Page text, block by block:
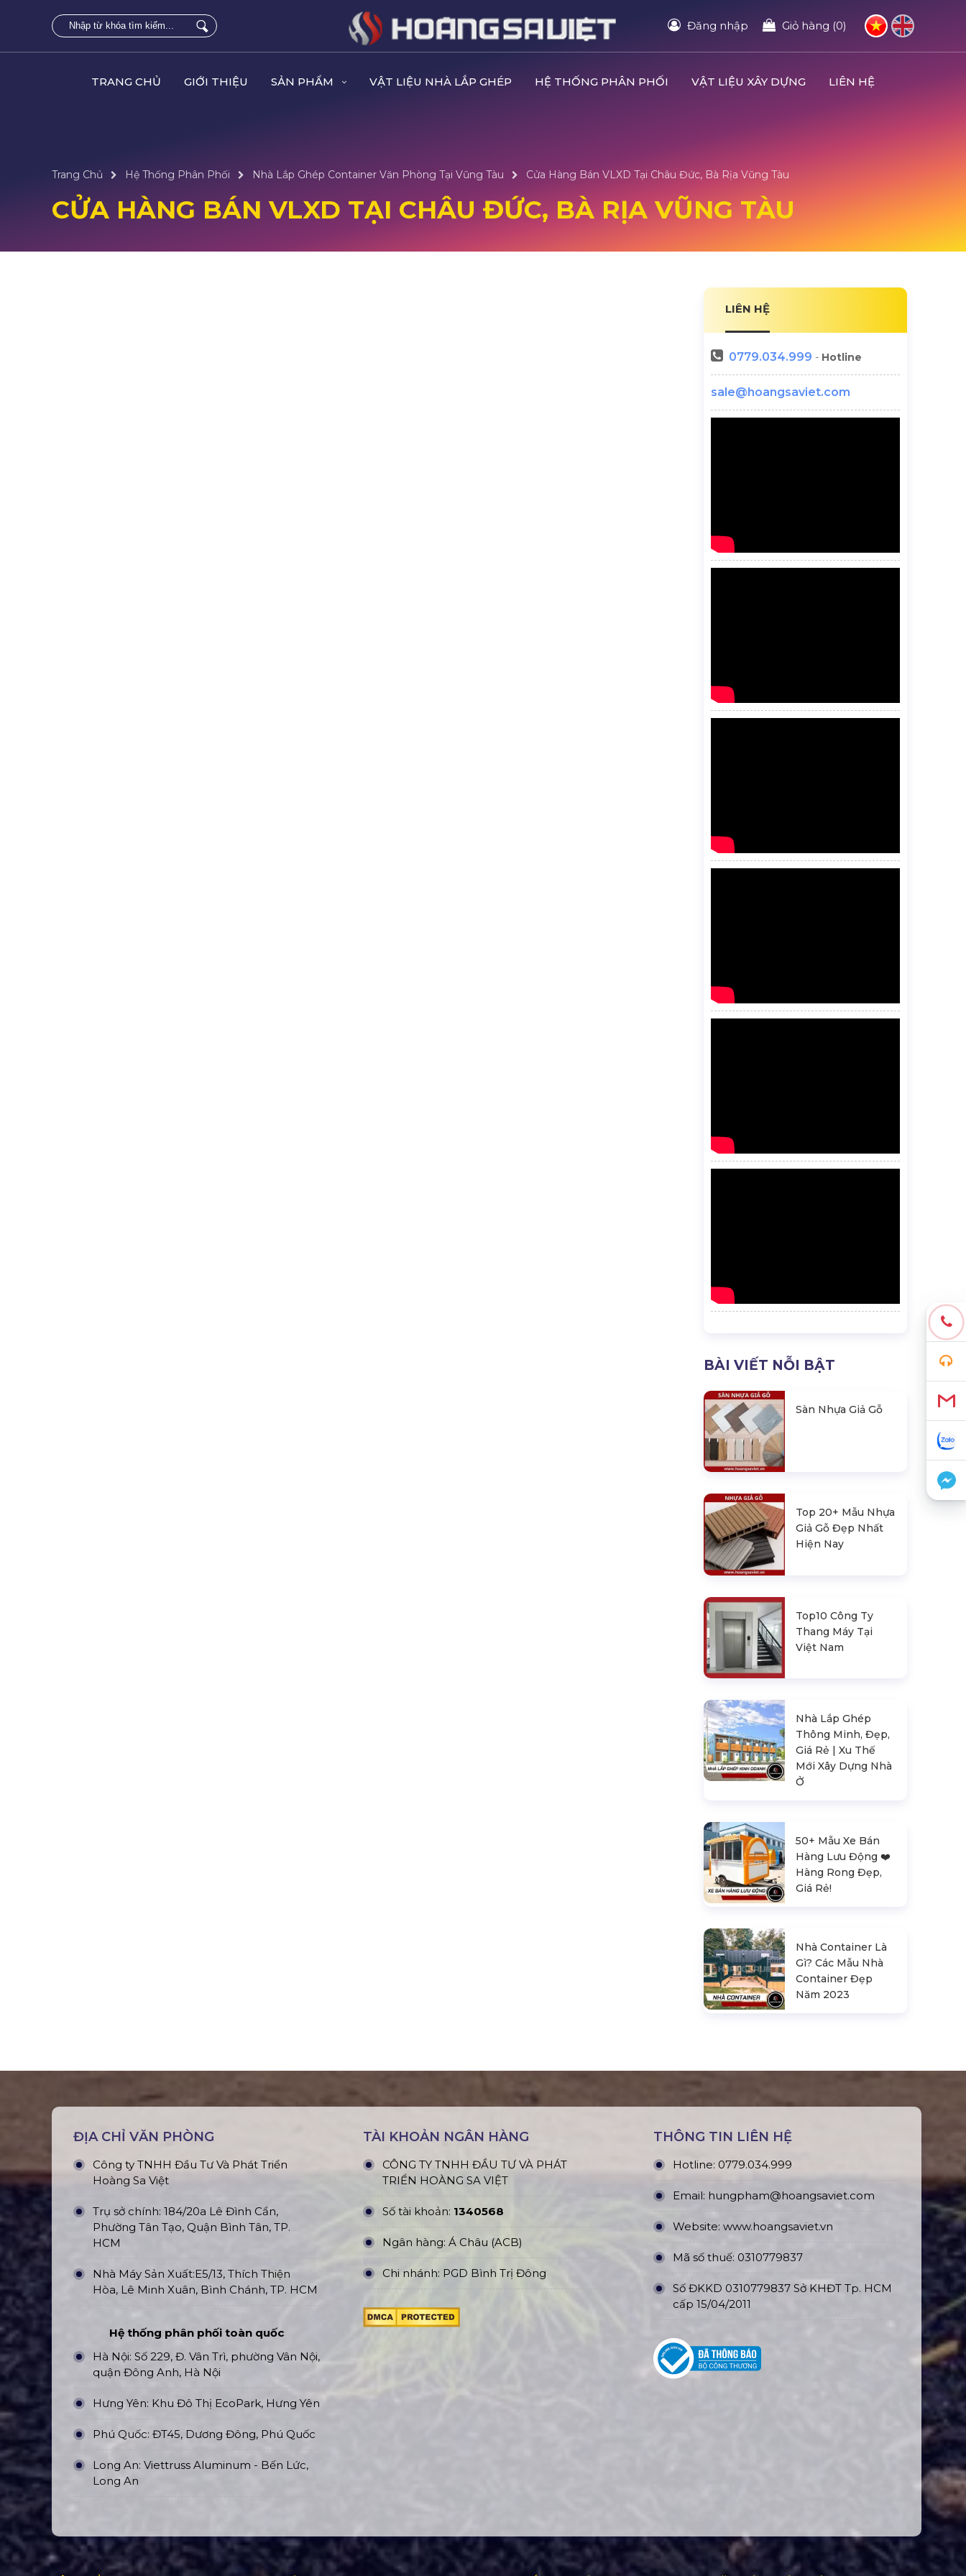
Đăng nhập Giỏ hàng (0)
TRANG CHỦ GIỚI THIỆU SẢN PHẨM VẬT LIỆU NHÀ LẮP GHÉP HỆ THỐNG PHÂN PHỐI VẬT LIỆU XÂY DỰNG LIÊN HỆ
Trang Chủ Hệ Thống Phân Phối Nhà Lắp Ghép Container Văn Phòng Tại Vũng Tàu Cửa Hàng Bán VLXD Tại Châu Đức, Bà Rịa Vũng Tàu
CỬA HÀNG BÁN VLXD TẠI CHÂU ĐỨC, BÀ RỊA VŨNG TÀU
LIÊN HỆ
0779.034.999 - Hotline
sale@hoangsaviet.com
BÀI VIẾT NỖI BẬT
Sàn Nhựa Giả Gỗ
Top 20+ Mẫu Nhựa
Giả Gỗ Đẹp Nhất
Hiện Nay
Top10 Công Ty
Thang Máy Tại
Việt Nam
Nhà Lắp Ghép
Thông Minh, Đẹp,
Giá Rẻ | Xu Thế
Mới Xây Dựng Nhà
Ở
50+ Mẫu Xe Bán
Hàng Lưu Động ❤️️
Hàng Rong Đẹp,
Giá Rẻ!
Nhà Container Là
Gì? Các Mẫu Nhà
Container Đẹp
Năm 2023
ĐỊA CHỈ VĂN PHÒNG
Công ty TNHH Đầu Tư Và Phát Triển
Hoàng Sa Việt
Trụ sở chính: 184/20a Lê Đình Cẩn,
Phường Tân Tạo, Quận Bình Tân, TP.
HCM
Nhà Máy Sản Xuất:E5/13, Thích Thiện
Hòa, Lê Minh Xuân, Bình Chánh, TP. HCM
Hệ thống phân phối toàn quốc
Hà Nội: Số 229, Đ. Vân Trì, phường Vân Nội,
quận Đông Anh, Hà Nội
Hưng Yên: Khu Đô Thị EcoPark, Hưng Yên
Phú Quốc: ĐT45, Dương Đông, Phú Quốc
Long An: Viettruss Aluminum - Bến Lức,
Long An
TÀI KHOẢN NGÂN HÀNG
CÔNG TY TNHH ĐẦU TƯ VÀ PHÁT
TRIỂN HOÀNG SA VIỆT
Số tài khoản: 1340568
Ngân hàng: Á Châu (ACB)
Chi nhánh: PGD Bình Trị Đông
THÔNG TIN LIÊN HỆ
Hotline: 0779.034.999
Email: hungpham@hoangsaviet.com
Website: www.hoangsaviet.vn
Mã số thuế: 0310779837
Số ĐKKD 0310779837 Sở KHĐT Tp. HCM
cấp 15/04/2011